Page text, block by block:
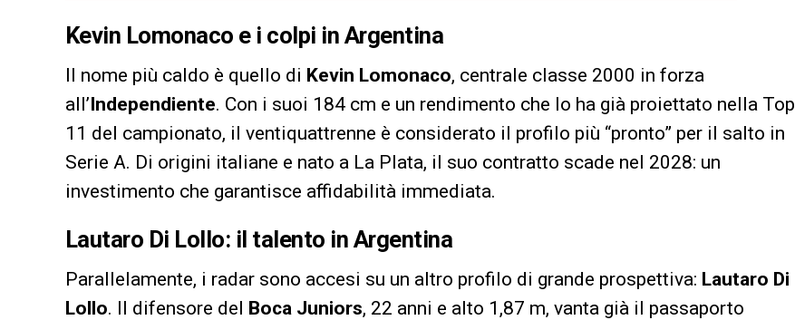
Kevin Lomonaco e i colpi in Argentina
Il nome più caldo è quello di Kevin Lomonaco, centrale classe 2000 in forza
all’Independiente. Con i suoi 184 cm e un rendimento che lo ha già proiettato nella Top
11 del campionato, il ventiquattrenne è considerato il profilo più “pronto” per il salto in
Serie A. Di origini italiane e nato a La Plata, il suo contratto scade nel 2028: un
investimento che garantisce affidabilità immediata.
Lautaro Di Lollo: il talento in Argentina
Parallelamente, i radar sono accesi su un altro profilo di grande prospettiva: Lautaro Di
Lollo. Il difensore del Boca Juniors, 22 anni e alto 1,87 m, vanta già il passaporto